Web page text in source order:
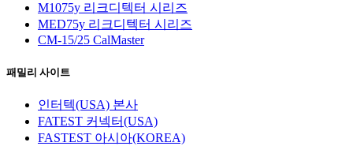
M1075y 리크디텍터 시리즈
MED75y 리크디텍터 시리즈
CM-15/25 CalMaster
패밀리 사이트
인터텍(USA) 본사
FATEST 커넥터(USA)
FASTEST 아시아(KOREA)